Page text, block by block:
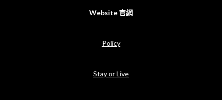
Website 官網
Policy
Stay or Live